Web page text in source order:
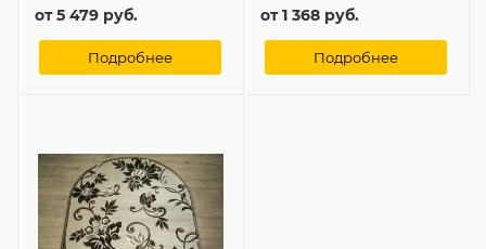
от5 479 руб.
Подробнее
от1 368 руб.
Подробнее